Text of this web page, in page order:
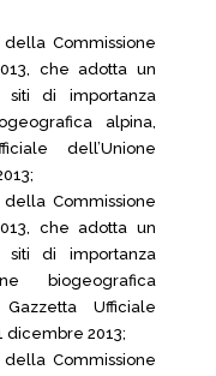
Commissione
che adotta un
di importanza
alpina,
dell’Unione
Commissione
che adotta un
di importanza
biogeografica
Ufficiale
dicembre 2013;
Commissione